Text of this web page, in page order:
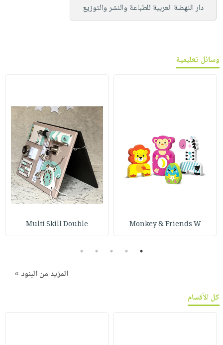
دار النهضة العربية للطباعة والنشر والتوزيع
وسائل تعليمية
Monkey & Friends W
Multi Skill Double
1
2
3
4
5
المزيد من البنود »
كل الأقسام